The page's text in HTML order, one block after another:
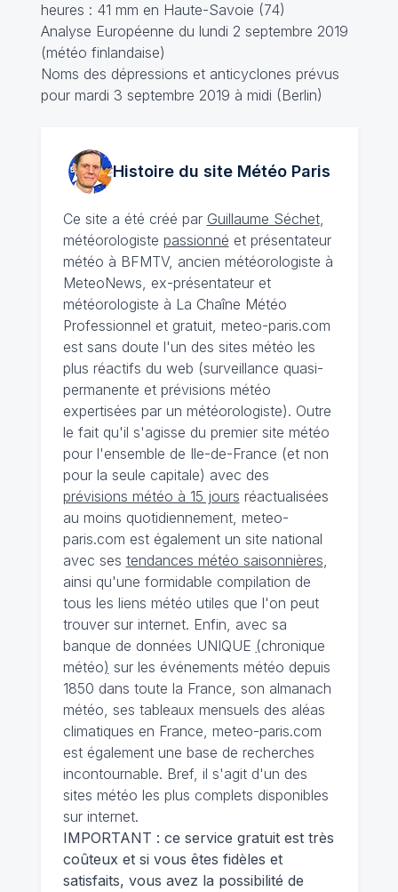
heures : 41 mm en Haute-Savoie (74)
Analyse Européenne du lundi 2 septembre 2019
(météo finlandaise)
Noms des dépressions et anticyclones prévus
pour mardi 3 septembre 2019 à midi (Berlin)
Histoire du site MétéoParis
Ce site a été créé par Guillaume Séchet,
météorologiste passionné et présentateur
météo à BFMTV, ancien météorologiste à
MeteoNews, ex-présentateur et
météorologiste à La Chaîne Météo
Professionnel et gratuit, meteo-paris.com
est sans doute l'un des sites météo les
plus réactifs du web (surveillance quasi-
permanente et prévisions météo
expertisées par un météorologiste). Outre
le fait qu'il s'agisse du premier site météo
pour l'ensemble de Ile-de-France (et non
pour la seule capitale) avec des
prévisions météo à 15 jours réactualisées
au moins quotidiennement, meteo-
paris.com est également un site national
avec ses tendances météo saisonnières,
ainsi qu'une formidable compilation de
tous les liens météo utiles que l'on peut
trouver sur internet. Enfin, avec sa
banque de données UNIQUE (chronique
météo) sur les événements météo depuis
1850 dans toute la France, son almanach
météo, ses tableaux mensuels des aléas
climatiques en France, meteo-paris.com
est également une base de recherches
incontournable. Bref, il s'agit d'un des
sites météo les plus complets disponibles
sur internet.
IMPORTANT : ce service gratuit est très
coûteux et si vous êtes fidèles et
satisfaits, vous avez la possibilité de